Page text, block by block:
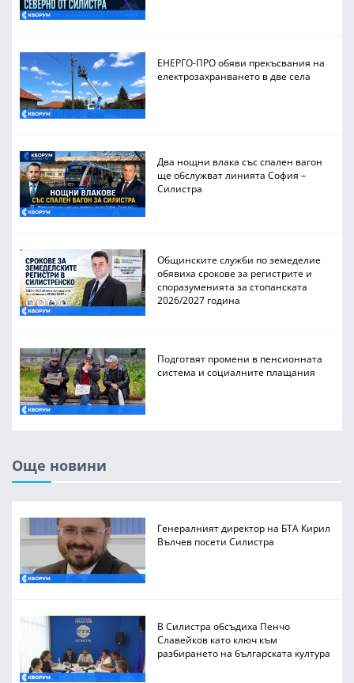
ЕНЕРГО-ПРО обяви прекъсвания на
електрозахранването в две села
Два нощни влака със спален вагон
ще обслужват линията София –
Силистра
Общинските служби по земеделие
обявиха срокове за регистрите и
споразуменията за стопанската
2026/2027 година
Подготвят промени в пенсионната
система и социалните плащания
Още новини
Генералният директор на БТА Кирил
Вълчев посети Силистра
В Силистра обсъдиха Пенчо
Славейков като ключ към
разбирането на българската култура